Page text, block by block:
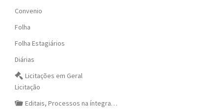
Convenio
Folha
Folha Estagiários
Diárias
Licitações em Geral
Licitação
Editais, Processos na íntegra…